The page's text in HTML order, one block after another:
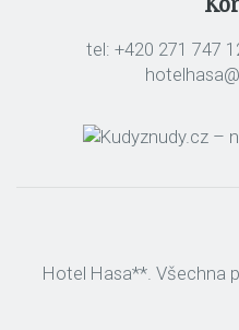
tel: +420 271 747
Hotel Hasa**. Všechna